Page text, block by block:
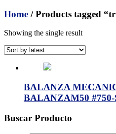
Home / Products tagged
Showing the single result
BALANZA
BALANZAM50 #750-
Buscar Producto